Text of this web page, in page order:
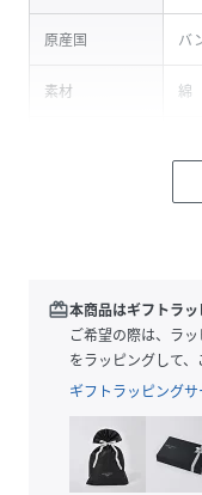
原産国 バ
素材 綿
redeem本商品はギフトラッ
ご希望の際は、ラ
をラッピングして、
ギフトラッピング